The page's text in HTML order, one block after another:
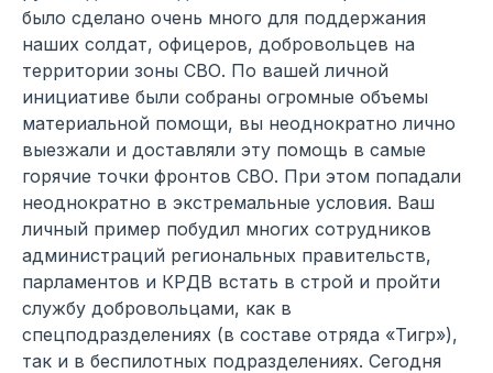
было сделано очень много для поддержания
наших солдат, офицеров, добровольцев на
территории зоны СВО. По вашей личной
инициативе были собраны огромные объемы
материальной помощи, вы неоднократно лично
выезжали и доставляли эту помощь в самые
горячие точки фронтов СВО. При этом попадали
неоднократно в экстремальные условия. Ваш
личный пример побудил многих сотрудников
администраций региональных правительств,
парламентов и КРДВ встать в строй и пройти
службу добровольцами, как в
спецподразделениях (в составе отряда «Тигр»),
так и в беспилотных подразделениях. Сегодня